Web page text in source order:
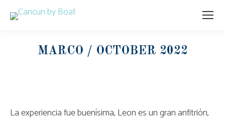
MARCO / OCTOBER 2022
La experiencia fue buenísima, Leon es un gran anfitrión,